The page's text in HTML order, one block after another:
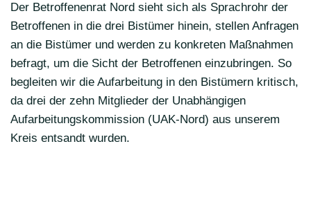
Der Betroffenenrat Nord sieht sich als Sprachrohr der
Betroffenen in die drei Bistümer hinein, stellen Anfragen
an die Bistümer und werden zu konkreten Maßnahmen
befragt, um die Sicht der Betroffenen einzubringen. So
begleiten wir die Aufarbeitung in den Bistümern kritisch,
da drei der zehn Mitglieder der Unabhängigen
Aufarbeitungskommission (UAK-Nord) aus unserem
Kreis entsandt wurden.